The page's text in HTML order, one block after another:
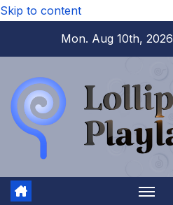
Skip to content
Mon. Aug 10th, 2026